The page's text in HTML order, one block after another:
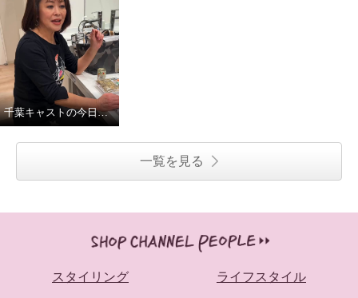
千葉キャストの今日の一日
一覧を見る
スタイリング ライフスタイル